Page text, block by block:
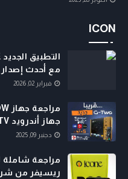
ICON
مع أحدث إصدار
فبراير 02, 2026
جهاز أندرويد IPTV بمعالج Allwinner 618
دجنبر 09, 2025